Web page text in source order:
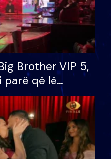
Brother VIP 5,
parë që lë
mundësinë për